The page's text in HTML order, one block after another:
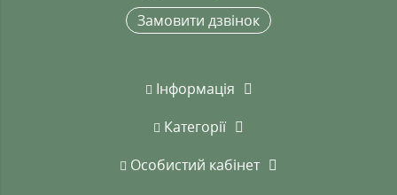
Замовити дзвінок
Інформація
Категорії
Особистий кабінет